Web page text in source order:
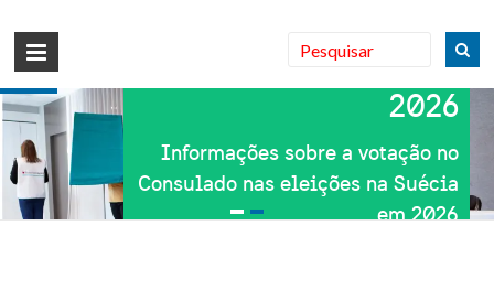
Consulado
da Suécia
em São
Paulo
Eleições na Suécia
2026
Informações sobre a votação no
Consulado nas eleições na Suécia
em 2026